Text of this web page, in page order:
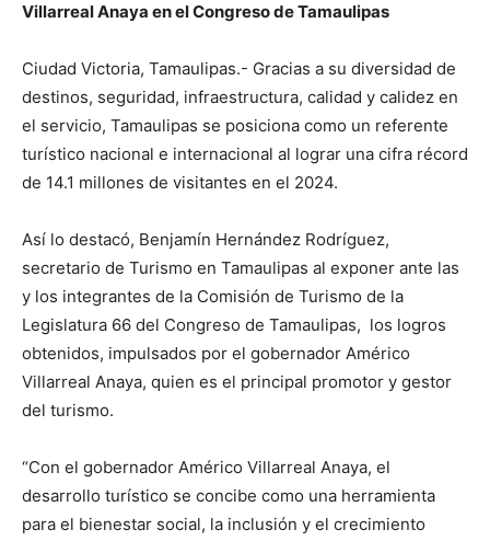
Villarreal Anaya en el Congreso de Tamaulipas
Ciudad Victoria, Tamaulipas.- Gracias a su diversidad de
destinos, seguridad, infraestructura, calidad y calidez en
el servicio, Tamaulipas se posiciona como un referente
turístico nacional e internacional al lograr una cifra récord
de 14.1 millones de visitantes en el 2024.
Así lo destacó, Benjamín Hernández Rodríguez,
secretario de Turismo en Tamaulipas al exponer ante las
y los integrantes de la Comisión de Turismo de la
Legislatura 66 del Congreso de Tamaulipas, los logros
obtenidos, impulsados por el gobernador Américo
Villarreal Anaya, quien es el principal promotor y gestor
del turismo.
“Con el gobernador Américo Villarreal Anaya, el
desarrollo turístico se concibe como una herramienta
para el bienestar social, la inclusión y el crecimiento